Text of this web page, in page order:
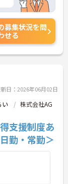
募集状況を問
せる
日：2026年06月02日
い
株式会社AG
支援制度あ
勤・常勤＞